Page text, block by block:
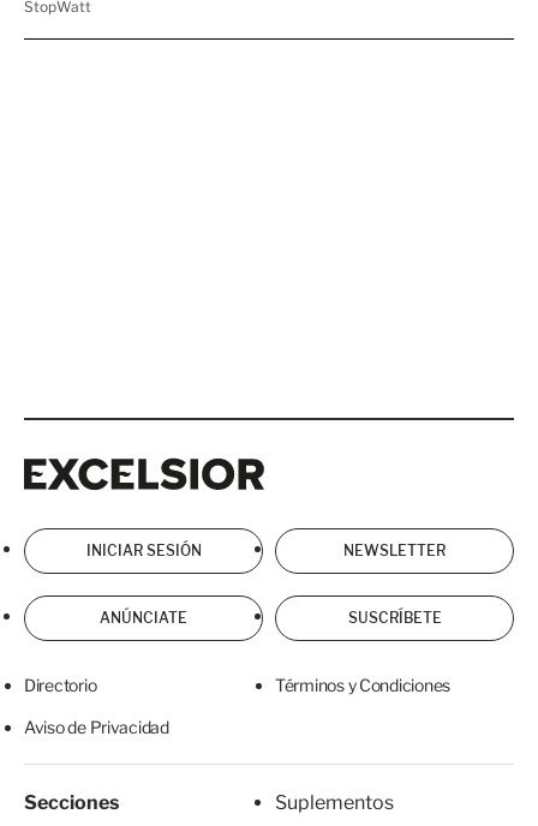
INICIAR SESIÓN NEWSLETTER
ANÚNCIATE SUSCRÍBETE
Directorio Términos y Condiciones
Aviso de Privacidad
Secciones
Suplementos